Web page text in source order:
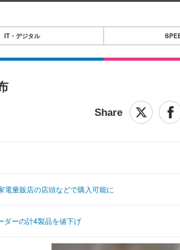
IT・デジタル
量販店の店頭などで購入可能に
ダーの計4製品を値下げ